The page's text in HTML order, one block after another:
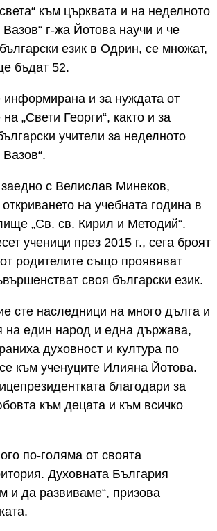
към църквата и на неделното
г-жа Йотова научи и че
език в Одрин, се множат,
бъдат 52.
и за нуждата от
„Свети Георги“, както и за
учители за неделното
с Велислав Минеков,
на учебната година в
„Св. св. Кирил и Методий“.
ученици през 2015 г., сега броят
родителите също проявяват
своя български език.
сте наследници на много дълга и
на един народ и една държава,
духовност и култура по
към ученуците Илияна Йотова.
благодари за
към децата и към всичко
по-голяма от своята
Духовната България
и да развиваме“, призова